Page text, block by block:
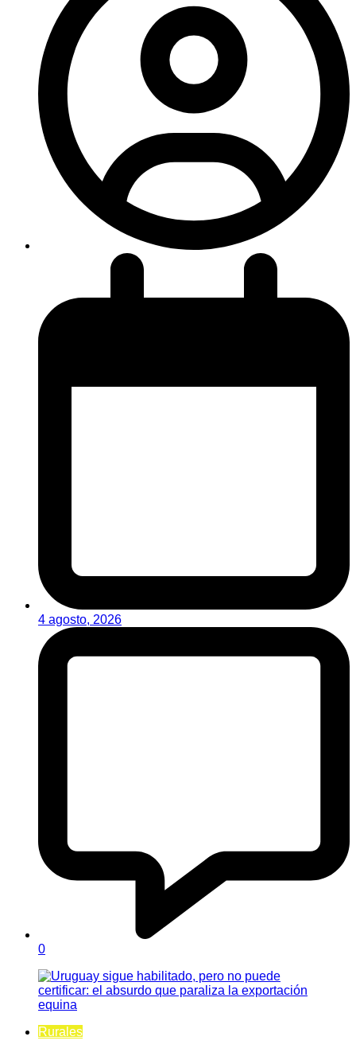
4 agosto, 2026
0
Rurales